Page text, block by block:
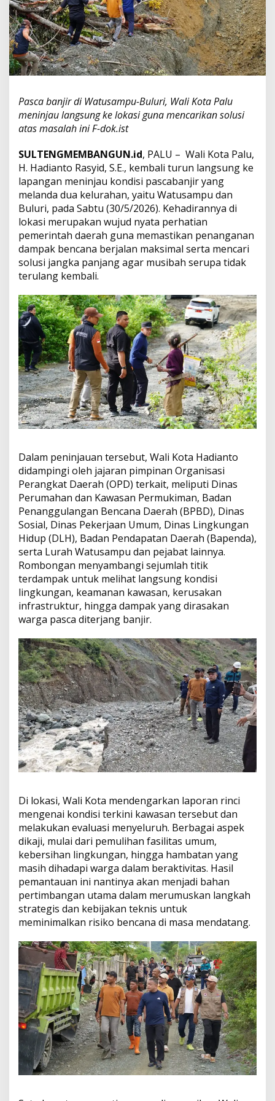
r
W
a
t
u
s
a
p
u
-
B
l
u
r
i
,
W
a
i
K
o
t
P
a
l
u
P
a
n
g
g
i
l
P
e
s
a
h
a
n
T
a
m
b
a
n
g
u
n
u
k
A
u
d
i
e
n
s
i
Pasca banjir di Watusampu-Buluri, Wali Kota Palu
meninjau langsung ke lokasi guna mencarikan solusi
atas masalah ini F-dok.ist
SULTENGMEMBANGUN.id, PALU – Wali Kota Palu,
H. Hadianto Rasyid, S.E., kembali turun langsung ke
lapangan meninjau kondisi pascabanjir yang
melanda dua kelurahan, yaitu Watusampu dan
Buluri, pada Sabtu (30/5/2026). Kehadirannya di
lokasi merupakan wujud nyata perhatian
pemerintah daerah guna memastikan penanganan
dampak bencana berjalan maksimal serta mencari
solusi jangka panjang agar musibah serupa tidak
terulang kembali.
Dalam peninjauan tersebut, Wali Kota Hadianto
didampingi oleh jajaran pimpinan Organisasi
Perangkat Daerah (OPD) terkait, meliputi Dinas
Perumahan dan Kawasan Permukiman, Badan
Penanggulangan Bencana Daerah (BPBD), Dinas
Sosial, Dinas Pekerjaan Umum, Dinas Lingkungan
Hidup (DLH), Badan Pendapatan Daerah (Bapenda),
serta Lurah Watusampu dan pejabat lainnya.
Rombongan menyambangi sejumlah titik
terdampak untuk melihat langsung kondisi
lingkungan, keamanan kawasan, kerusakan
infrastruktur, hingga dampak yang dirasakan
warga pasca diterjang banjir.
Di lokasi, Wali Kota mendengarkan laporan rinci
mengenai kondisi terkini kawasan tersebut dan
melakukan evaluasi menyeluruh. Berbagai aspek
dikaji, mulai dari pemulihan fasilitas umum,
kebersihan lingkungan, hingga hambatan yang
masih dihadapi warga dalam beraktivitas. Hasil
pemantauan ini nantinya akan menjadi bahan
pertimbangan utama dalam merumuskan langkah
strategis dan kebijakan teknis untuk
meminimalkan risiko bencana di masa mendatang.